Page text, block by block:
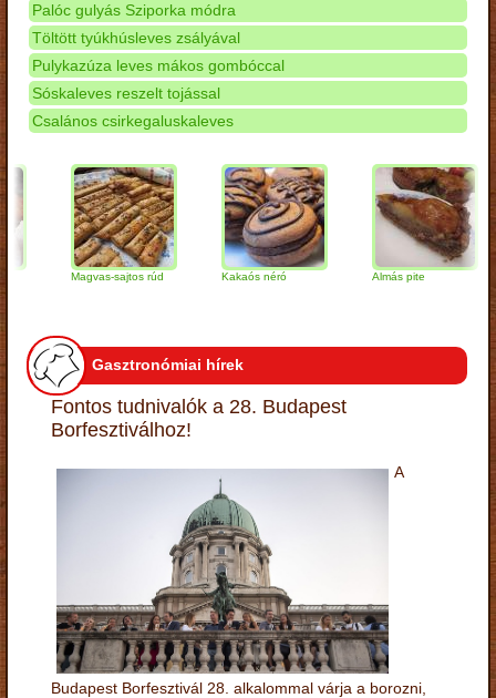
Palóc gulyás Sziporka módra
Töltött tyúkhúsleves zsályával
Pulykazúza leves mákos gombóccal
Sóskaleves reszelt tojással
Csalános csirkegaluskaleves
Magvas-sajtos rúd Kakaós néró Almás pite
Gasztronómiai hírek
Fontos tudnivalók a 28. Budapest
Borfesztiválhoz!
A
Budapest Borfesztivál 28. alkalommal várja a borozni,